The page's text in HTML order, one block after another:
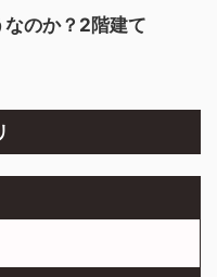
のか？2階建て